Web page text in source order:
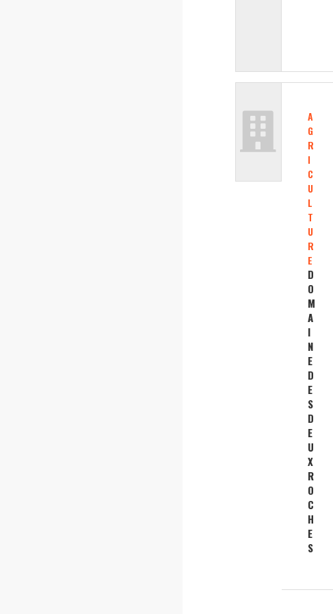
A
G
R
I
C
U
L
T
U
R
E
D
O
M
A
I
N
E
D
E
S
D
E
U
X
R
O
C
H
E
S